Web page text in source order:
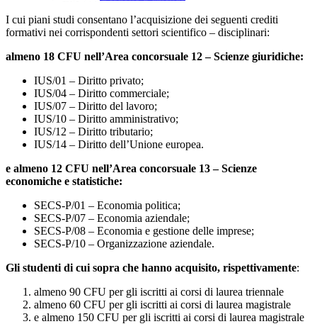
I cui piani studi consentano l’acquisizione dei seguenti crediti
formativi nei corrispondenti settori scientifico – disciplinari:
almeno 18 CFU nell’Area concorsuale 12 – Scienze giuridiche:
IUS/01 – Diritto privato;
IUS/04 – Diritto commerciale;
IUS/07 – Diritto del lavoro;
IUS/10 – Diritto amministrativo;
IUS/12 – Diritto tributario;
IUS/14 – Diritto dell’Unione europea.
e almeno 12 CFU nell’Area concorsuale 13 – Scienze
economiche e statistiche:
SECS-P/01 – Economia politica;
SECS-P/07 – Economia aziendale;
SECS-P/08 – Economia e gestione delle imprese;
SECS-P/10 – Organizzazione aziendale.
Gli studenti di cui sopra che hanno acquisito, rispettivamente:
almeno 90 CFU per gli iscritti ai corsi di laurea triennale
almeno 60 CFU per gli iscritti ai corsi di laurea magistrale
e almeno 150 CFU per gli iscritti ai corsi di laurea magistrale